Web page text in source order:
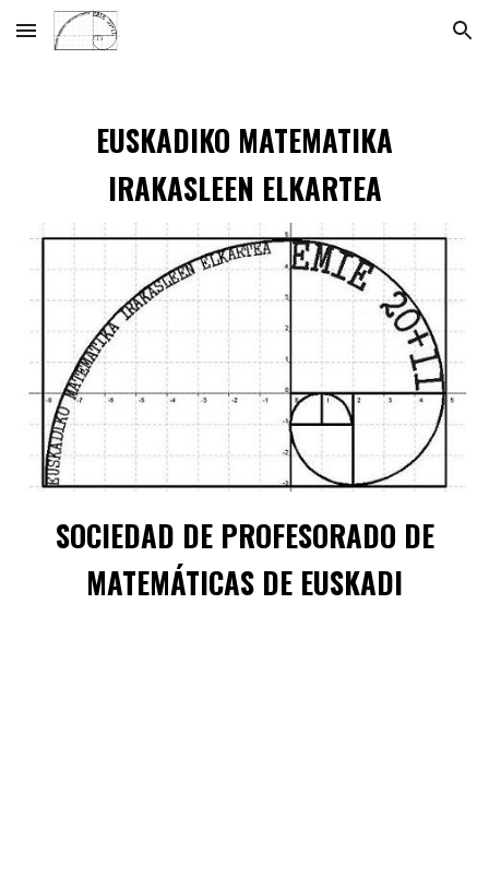
Skip to main content Skip to navigation
EUSKADIKO MATEMATIKA
IRAKASLEEN ELKARTEA
SOCIEDAD DE PROFESORADO DE
MATEMÁTICAS DE EUSKADI